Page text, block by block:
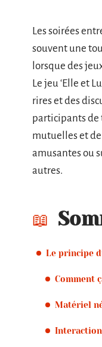
Les soirées
souvent une
lorsque des
Le jeu ‘Elle et
rires et des
participants de
mutuelles et
amusantes ou
autres.
Le principe
Comment
Matériel